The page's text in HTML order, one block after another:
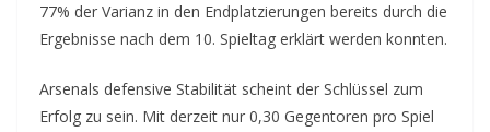
77% der Varianz in den Endplatzierungen bereits durch die
Ergebnisse nach dem 10. Spieltag erklärt werden konnten.
Arsenals defensive Stabilität scheint der Schlüssel zum
Erfolg zu sein. Mit derzeit nur 0,30 Gegentoren pro Spiel